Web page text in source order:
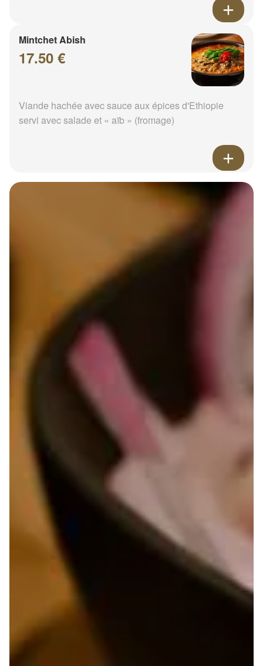
Mintchet Abish
17.50 €
Viande hachée avec sauce aux épices d'Ethiopie
servi avec salade et « aïb » (fromage)